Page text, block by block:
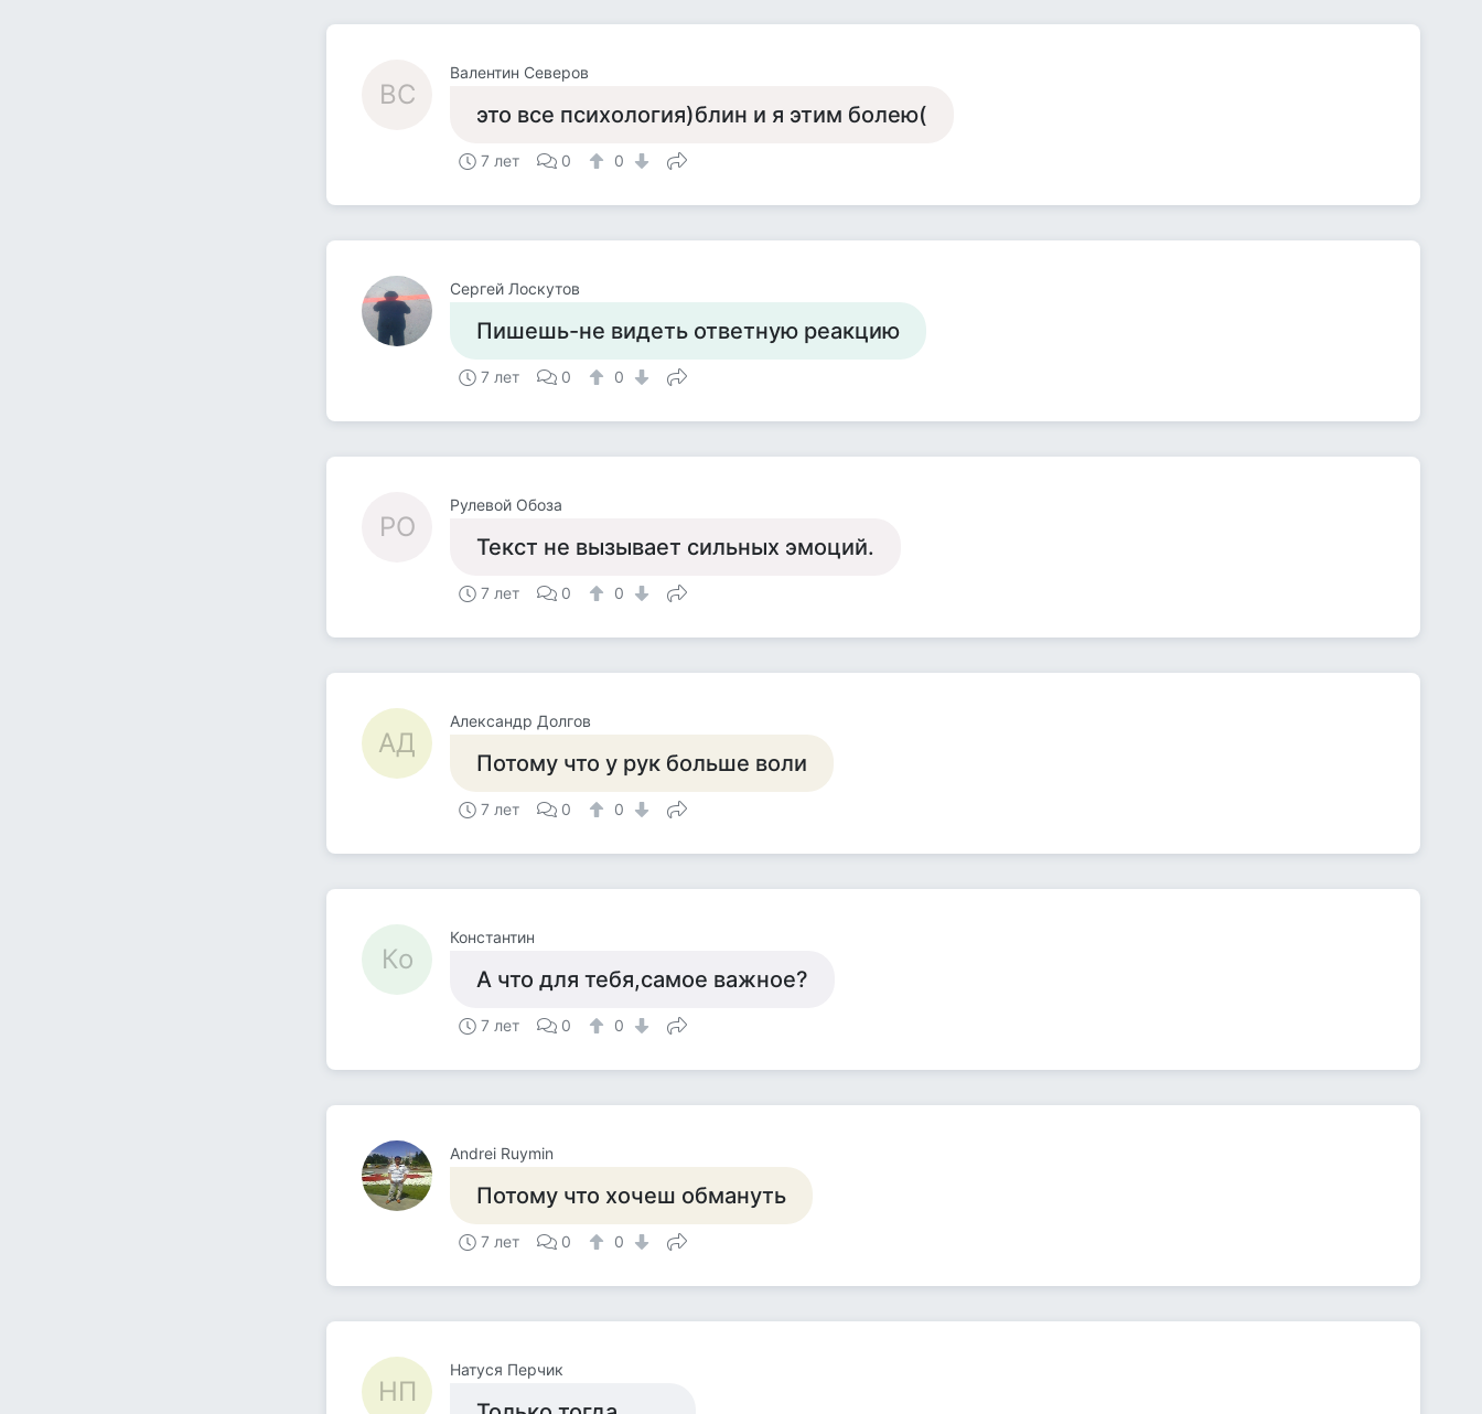
ВС
Валентин Северов
это все психология)блин и я этим болею(
7 лет 0 0
Сергей Лоскутов
Пишешь-не видеть ответную реакцию
7 лет 0 0
РО
Рулевой Обоза
Текст не вызывает сильных эмоций.
7 лет 0 0
АД
Александр Долгов
Потому что у рук больше воли
7 лет 0 0
Ко
Константин
А что для тебя,самое важное?
7 лет 0 0
Andrei Ruymin
Потому что хочеш обмануть
7 лет 0 0
НП
Натуся Перчик